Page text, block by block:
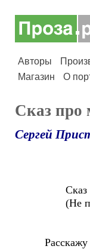
Авторы
Магазин
О
Сказ про
Сергей
Сказ про
(Не
Расскажу я